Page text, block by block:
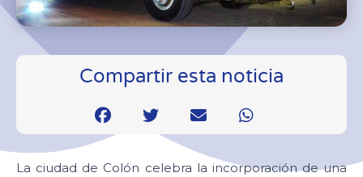
Compartir esta noticia
La ciudad de Colón celebra la incorporación de una